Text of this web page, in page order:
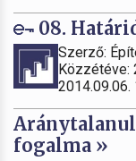
08.
Szerző:
Közzétéve:
2014.09.06.
fogalma »